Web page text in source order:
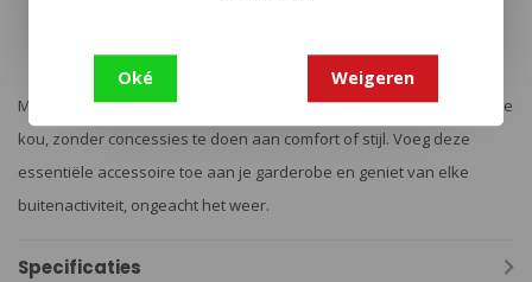
Met de Balaclava THERMO PERFORMER ben je altijd voorbereid op de
kou, zonder concessies te doen aan comfort of stijl. Voeg deze
essentiële accessoire toe aan je garderobe en geniet van elke
buitenactiviteit, ongeacht het weer.
Specificaties
Oké Weigeren